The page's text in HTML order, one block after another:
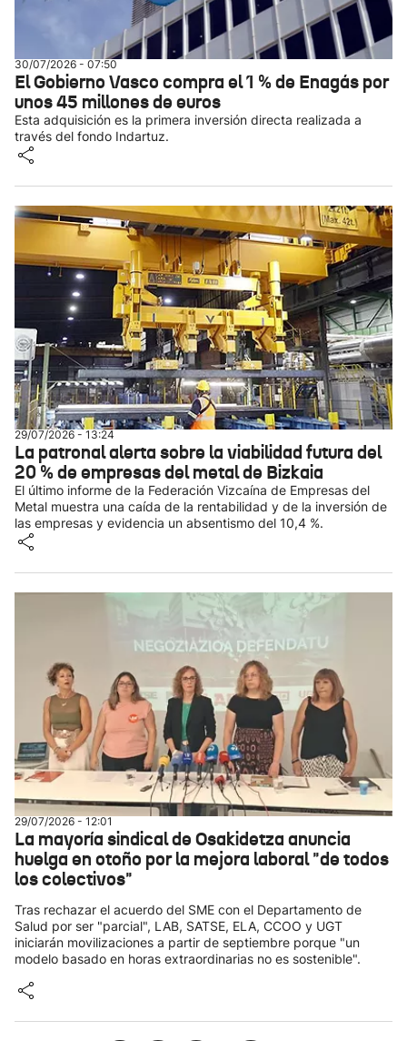
30/07/2026 - 07:50
El Gobierno Vasco compra el 1 % de Enagás por
unos 45 millones de euros
Esta adquisición es la primera inversión directa realizada a
través del fondo Indartuz.
29/07/2026 - 13:24
La patronal alerta sobre la viabilidad futura del
20 % de empresas del metal de Bizkaia
El último informe de la Federación Vizcaína de Empresas del
Metal muestra una caída de la rentabilidad y de la inversión de
las empresas y evidencia un absentismo del 10,4 %.
29/07/2026 - 12:01
La mayoría sindical de Osakidetza anuncia
huelga en otoño por la mejora laboral "de todos
los colectivos"
Tras rechazar el acuerdo del SME con el Departamento de
Salud por ser "parcial", LAB, SATSE, ELA, CCOO y UGT
iniciarán movilizaciones a partir de septiembre porque "un
modelo basado en horas extraordinarias no es sostenible".